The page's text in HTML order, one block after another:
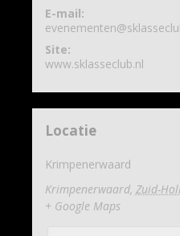
E-mail:
Site:
www.sklasseclub.nl
Locatie
Krimpenerwaard
Krimpenerwaard, Zuid-
+ Google Maps